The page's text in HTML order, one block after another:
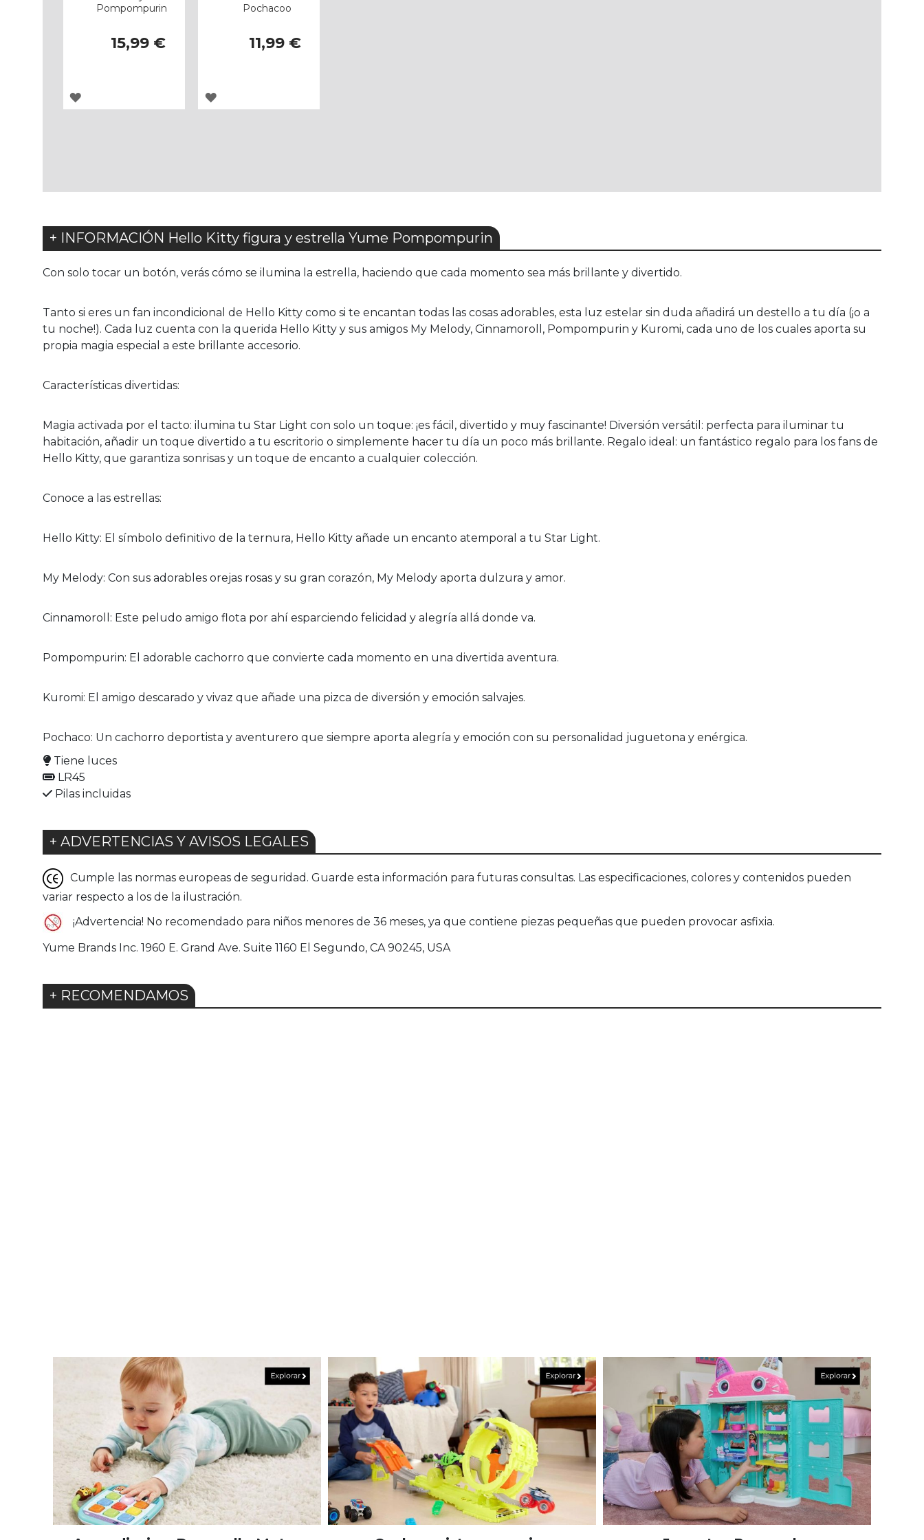
Pompompurin
15,99 €
AGREGAR
Pochacoo
11,99 €
AGREGAR
+ INFORMACIÓN Hello Kitty figura y estrella Yume Pompompurin
Con solo tocar un botón, verás cómo se ilumina la estrella, haciendo que cada momento sea más brillante y divertido.
Tanto si eres un fan incondicional de Hello Kitty como si te encantan todas las cosas adorables, esta luz estelar sin duda añadirá un destello a tu día (¡o a
tu noche!). Cada luz cuenta con la querida Hello Kitty y sus amigos My Melody, Cinnamoroll, Pompompurin y Kuromi, cada uno de los cuales aporta su
propia magia especial a este brillante accesorio.
Características divertidas:
Magia activada por el tacto: ilumina tu Star Light con solo un toque: ¡es fácil, divertido y muy fascinante! Diversión versátil: perfecta para iluminar tu
habitación, añadir un toque divertido a tu escritorio o simplemente hacer tu día un poco más brillante. Regalo ideal: un fantástico regalo para los fans de
Hello Kitty, que garantiza sonrisas y un toque de encanto a cualquier colección.
Conoce a las estrellas:
Hello Kitty: El símbolo definitivo de la ternura, Hello Kitty añade un encanto atemporal a tu Star Light.
My Melody: Con sus adorables orejas rosas y su gran corazón, My Melody aporta dulzura y amor.
Cinnamoroll: Este peludo amigo flota por ahí esparciendo felicidad y alegría allá donde va.
Pompompurin: El adorable cachorro que convierte cada momento en una divertida aventura.
Kuromi: El amigo descarado y vivaz que añade una pizca de diversión y emoción salvajes.
Pochaco: Un cachorro deportista y aventurero que siempre aporta alegría y emoción con su personalidad juguetona y enérgica.
Tiene luces
LR45
Pilas incluidas
+ ADVERTENCIAS Y AVISOS LEGALES
Cumple las normas europeas de seguridad. Guarde esta información para futuras consultas. Las especificaciones, colores y contenidos pueden
variar respecto a los de la ilustración.
¡Advertencia! No recomendado para niños menores de 36 meses, ya que contiene piezas pequeñas que pueden provocar asfixia.
Yume Brands Inc. 1960 E. Grand Ave. Suite 1160 El Segundo, CA 90245, USA
+ RECOMENDAMOS